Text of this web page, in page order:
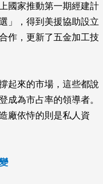
國家推動第一期經建計
」，得到美援協助設立
作，更新了五金加工技
起來的市場，這些都說
成為市占率的領導者。
廠依恃的則是私人資